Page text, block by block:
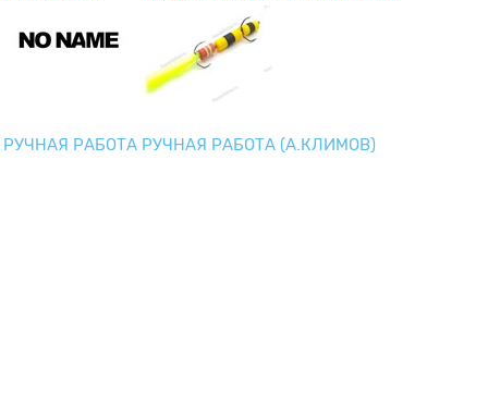
РУЧНАЯ РАБОТА РУЧНАЯ РАБОТА (А.КЛИМОВ)